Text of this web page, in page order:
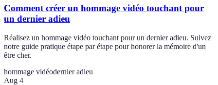
Comment créer un hommage vidéo touchant pour
un dernier adieu
Réalisez un hommage vidéo touchant pour un dernier adieu. Suivez
notre guide pratique étape par étape pour honorer la mémoire d'un
être cher.
hommage vidéodernier adieu
Aug 4